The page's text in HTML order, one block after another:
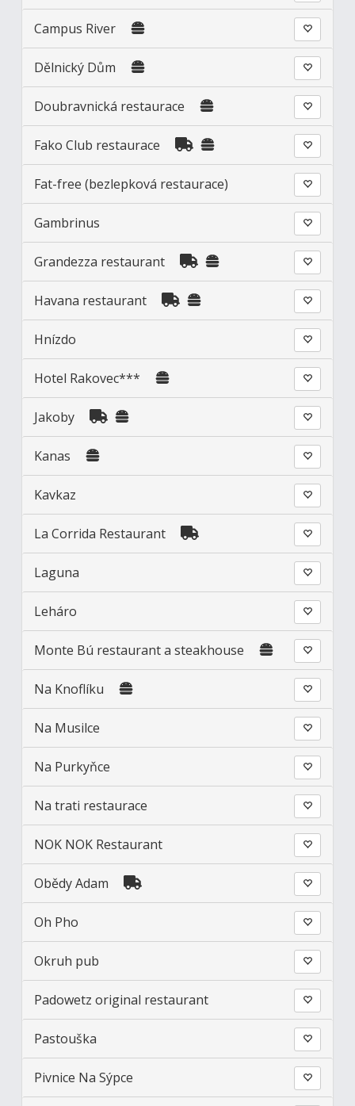
Campus River
Dělnický Dům
Doubravnická restaurace
Fako Club restaurace
Fat-free (bezlepková restaurace)
Gambrinus
Grandezza restaurant
Havana restaurant
Hnízdo
Hotel Rakovec***
Jakoby
Kanas
Kavkaz
La Corrida Restaurant
Laguna
Leháro
Monte Bú restaurant a steakhouse
Na Knoflíku
Na Musilce
Na Purkyňce
Na trati restaurace
NOK NOK Restaurant
Obědy Adam
Oh Pho
Okruh pub
Padowetz original restaurant
Pastouška
Pivnice Na Sýpce